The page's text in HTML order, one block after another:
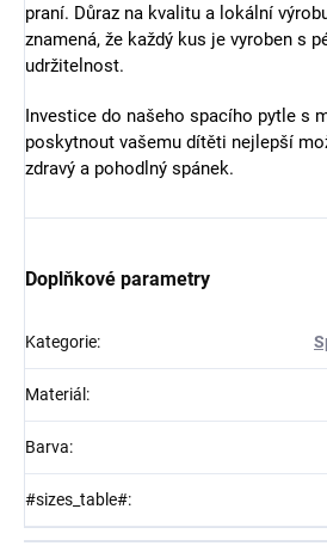
praní. Důraz na kvalitu a lokální
znamená, že každý kus je vyroben s
udržitelnost.
Investice do našeho spacího pytle s
poskytnout vašemu dítěti nejlepší
zdravý a pohodlný spánek.
Doplňkové parametry
Kategorie:
Materiál:
Barva:
#sizes_table#: